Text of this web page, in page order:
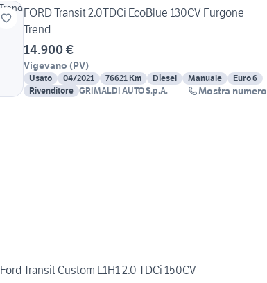
FORD Transit 2.0TDCi EcoBlue 130CV Furgone
Trend
14.900 €
Vigevano (PV)
Usato 04/2021 76621 Km Diesel Manuale
Euro 6
Rivenditore GRIMALDI AUTO S.p.A. Mostra numero
Ford Transit Custom L1H1 2.0 TDCi 150CV